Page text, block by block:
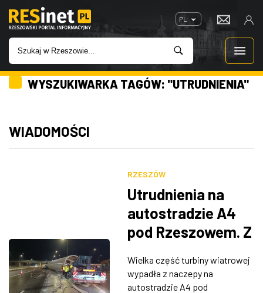
PL
WIADOMOŚCI
INWESTYCJE
GASTRONOMIA
ZDJĘCIA
WYSZUKIWARKA TAGÓW: "UTRUDNIENIA"
WIADOMOŚCI
RZESZÓW
Utrudnienia na
autostradzie A4
pod Rzeszowem. Z
duży ładunek
Wielka część turbiny wiatrowej
wypadła z naczepy na
autostradzie A4 pod